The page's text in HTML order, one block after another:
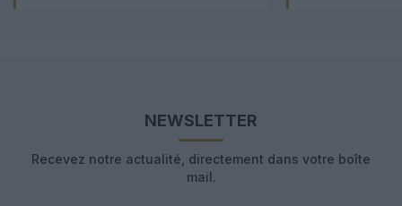
NEWSLETTER
Recevez notre actualité, directement dans votre boîte
mail.